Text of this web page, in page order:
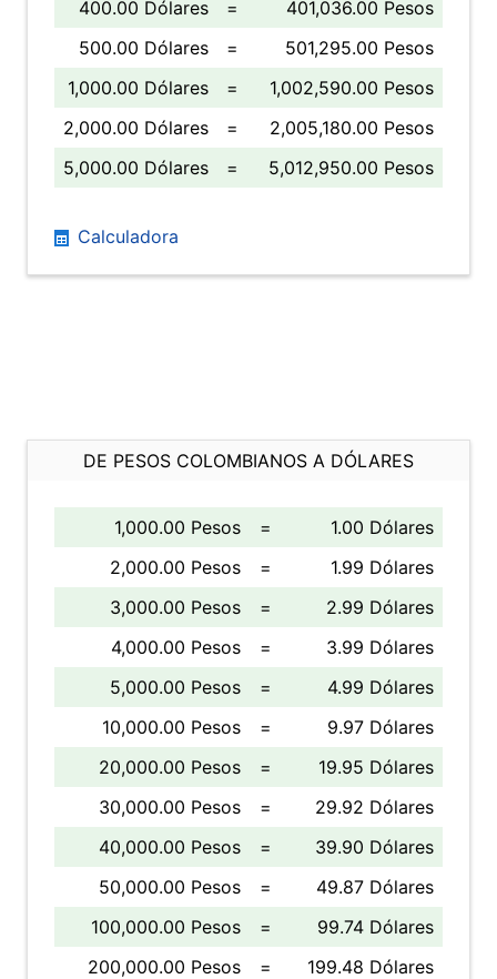
400.00 Dólares
=
401,036.00 Pesos
500.00 Dólares
=
501,295.00 Pesos
1,000.00 Dólares
=
1,002,590.00 Pesos
2,000.00 Dólares
=
2,005,180.00 Pesos
5,000.00 Dólares
= 5,012,950.00 Pesos
Calculadora
DE PESOS COLOMBIANOS A DÓLARES
1,000.00 Pesos =
1.00 Dólares
2,000.00 Pesos
=
1.99 Dólares
3,000.00 Pesos
=
2.99 Dólares
4,000.00 Pesos
=
3.99 Dólares
5,000.00 Pesos
=
4.99 Dólares
10,000.00 Pesos
=
9.97 Dólares
20,000.00 Pesos
=
19.95 Dólares
30,000.00 Pesos
=
29.92 Dólares
40,000.00 Pesos
=
39.90 Dólares
50,000.00 Pesos
=
49.87 Dólares
100,000.00 Pesos
=
99.74 Dólares
200,000.00 Pesos
= 199.48 Dólares